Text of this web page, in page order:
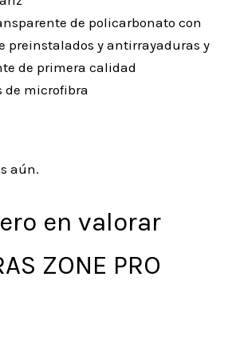
de policarbonato con
preinstalados y antirrayaduras y
de primera calidad
de microfibra
aún.
en valorar
ZONE PRO